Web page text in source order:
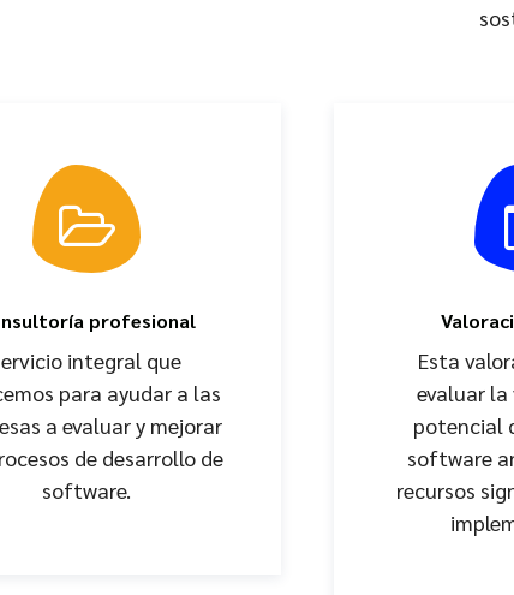
profesional
integral que
para ayudar a las
a evaluar y mejorar
de desarrollo de
software.
Esta
evaluar
potencial
software
recursos